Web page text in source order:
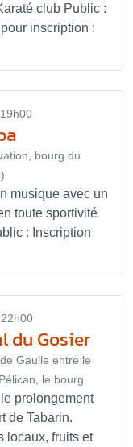
club Public :
inscription :
bourg du
musique avec un
toute sportivité
: Inscription
du Gosier
Gaulle entre le
le bourg
prolongement
de Tabarin.
locaux, fruits et